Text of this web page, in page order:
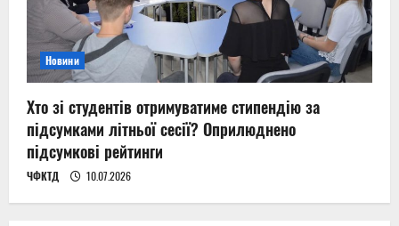
Новини
Хто зі студентів отримуватиме стипендію за
підсумками літньої сесії? Оприлюднено
підсумкові рейтинги
ЧФКТД 10.07.2026